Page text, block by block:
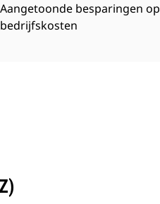
Aangetoonde besparingen op
bedrijfskosten